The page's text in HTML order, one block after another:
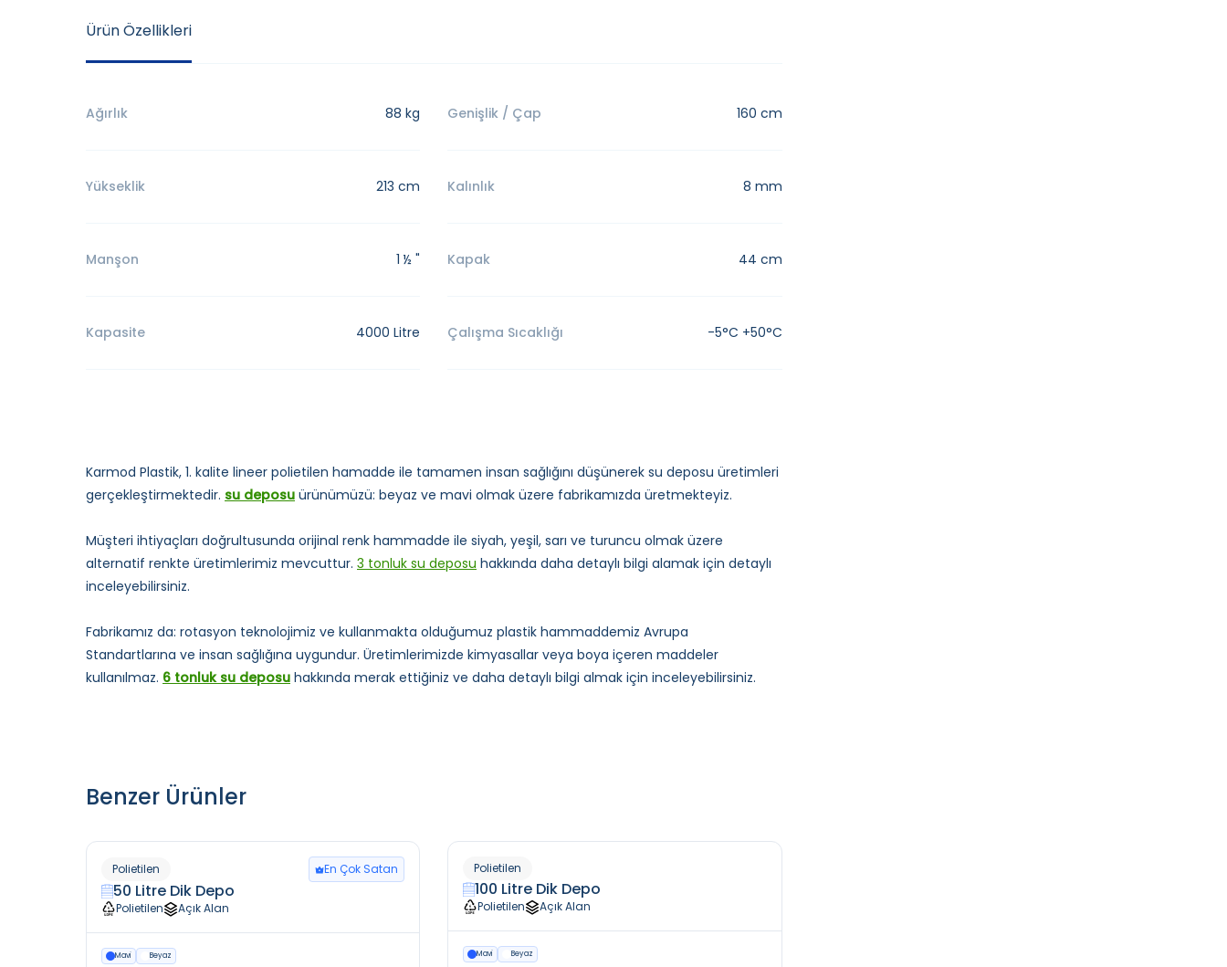
Ürün Özellikleri
Ağırlık 88 kg Genişlik / Çap 160 cm
Yükseklik 213 cm Kalınlık 8 mm
Manşon 1 ½ " Kapak 44 cm
Kapasite 4000 Litre Çalışma Sıcaklığı -5°C +50°C
Karmod Plastik, 1. kalite lineer polietilen hamadde ile tamamen insan sağlığını düşünerek su deposu üretimleri
gerçekleştirmektedir. su deposu ürünümüzü: beyaz ve mavi olmak üzere fabrikamızda üretmekteyiz.
Müşteri ihtiyaçları doğrultusunda orijinal renk hammadde ile siyah, yeşil, sarı ve turuncu olmak üzere
alternatif renkte üretimlerimiz mevcuttur. 3 tonluk su deposu hakkında daha detaylı bilgi alamak için detaylı
inceleyebilirsiniz.
Fabrikamız da: rotasyon teknolojimiz ve kullanmakta olduğumuz plastik hammaddemiz Avrupa
Standartlarına ve insan sağlığına uygundur. Üretimlerimizde kimyasallar veya boya içeren maddeler
kullanılmaz. 6 tonluk su deposu hakkında merak ettiğiniz ve daha detaylı bilgi almak için inceleyebilirsiniz.
Benzer Ürünler
Polietilen En Çok Satan
50 Litre Dik Depo
Polietilen Açık Alan
Mavi Beyaz
Polietilen
100 Litre Dik Depo
Polietilen Açık Alan
Mavi Beyaz